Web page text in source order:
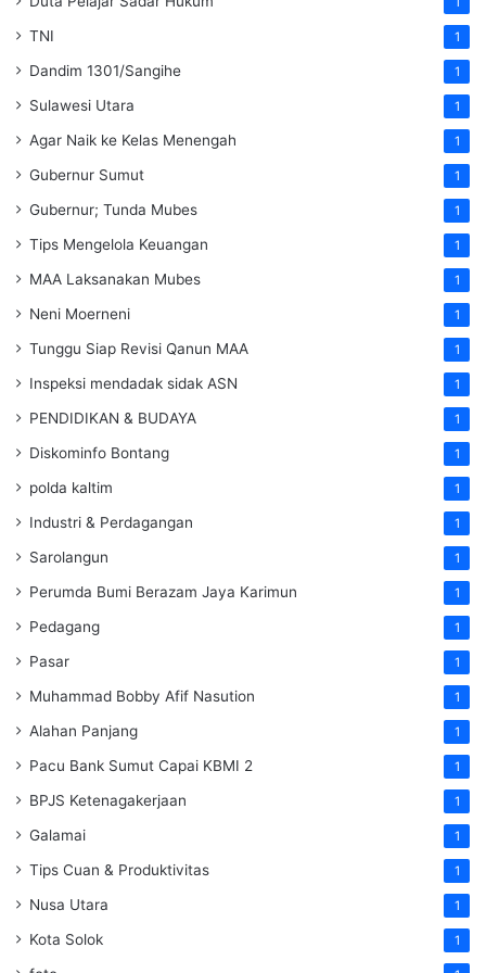
TNI 1
Dandim 1301/Sangihe 1
Sulawesi Utara 1
Agar Naik ke Kelas Menengah 1
Gubernur Sumut 1
Gubernur; Tunda Mubes 1
Tips Mengelola Keuangan 1
MAA Laksanakan Mubes 1
Neni Moerneni 1
Tunggu Siap Revisi Qanun MAA 1
Inspeksi mendadak sidak ASN 1
PENDIDIKAN & BUDAYA 1
Diskominfo Bontang 1
polda kaltim 1
Industri & Perdagangan 1
Sarolangun 1
Perumda Bumi Berazam Jaya Karimun 1
Pedagang 1
Pasar 1
Muhammad Bobby Afif Nasution 1
Alahan Panjang 1
Pacu Bank Sumut Capai KBMI 2 1
BPJS Ketenagakerjaan 1
Galamai 1
Tips Cuan & Produktivitas 1
Nusa Utara 1
Kota Solok 1